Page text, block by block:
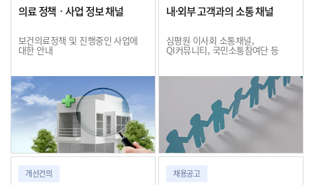
의료 정책ㆍ사업 정보 채널
보건의료정책 및 진행중인 사업에
대한 안내
내·외부 고객과의 소통 채널
심평원 이사회 소통채널,
QI커뮤니티, 국민소통참여단 등
개선건의 채용공고